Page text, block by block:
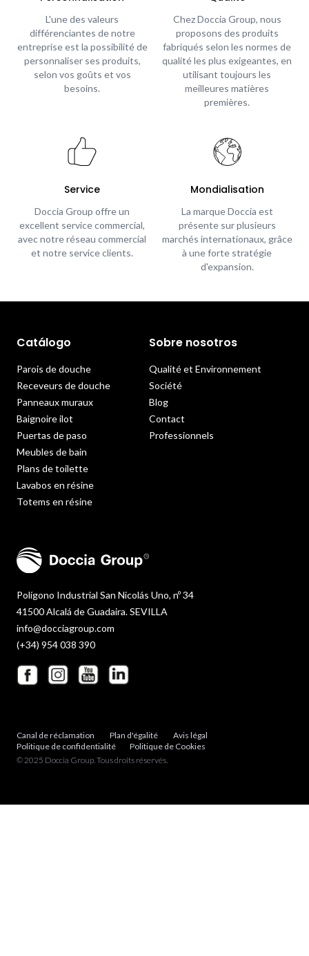
L'une des valeurs
différenciantes de notre
entreprise est la possibilité de
personnaliser ses produits,
selon vos goûts et vos
besoins.
Chez Doccia Group, nous
proposons des produits
fabriqués selon les normes de
qualité les plus exigeantes, en
utilisant toujours les
meilleures matières
premières.
Service
Doccia Group offre un
excellent service commercial,
avec notre réseau commercial
et notre service clients.
Mondialisation
La marque Doccia est
présente sur plusieurs
marchés internationaux, grâce
à une forte stratégie
d'expansion.
Polígono Industrial San Nicolás Uno, nº 34
41500 Alcalá de Guadaira. SEVILLA
info@docciagroup.com
(+34) 954 038 390
Catálogo
Parois de douche
Receveurs de douche
Panneaux muraux
Baignoire ilot
Puertas de paso
Meubles de bain
Plans de toilette
Lavabos en résine
Totems en résine
Sobre nosotros
Qualité et Environnement
Société
Blog
Contact
Professionnels
Canal de réclamation Plan d'égalité
Avis légal
Politique de confidentialité
Politique de Cookies
© 2025 Doccia Group. Tous droits réservés.